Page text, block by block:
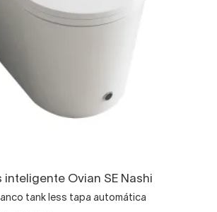
inteligente Ovian SE Nashi
tank less tapa automática